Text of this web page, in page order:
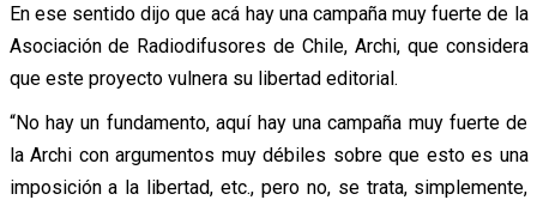
En ese sentido dijo que acá hay una campaña muy fuerte de la
Asociación de Radiodifusores de Chile, Archi, que considera
que este proyecto vulnera su libertad editorial.
“No hay un fundamento, aquí hay una campaña muy fuerte de
la Archi con argumentos muy débiles sobre que esto es una
imposición a la libertad, etc., pero no, se trata, simplemente,